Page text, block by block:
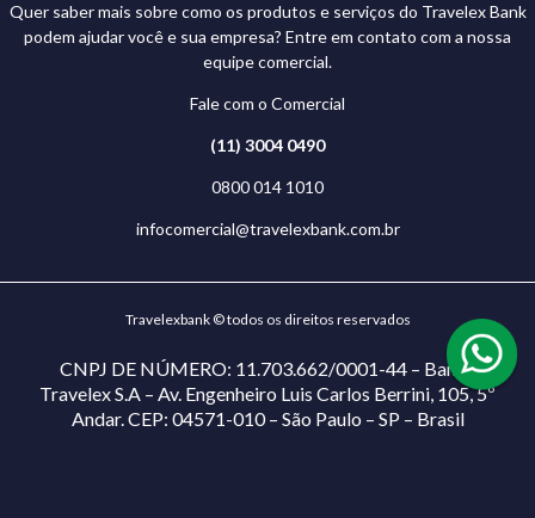
Quer saber mais sobre como os produtos e serviços do Travelex Bank
podem ajudar você e sua empresa? Entre em contato com a nossa
equipe comercial.
Fale com o Comercial
(11) 3004 0490
0800 014 1010
infocomercial@travelexbank.com.br
Travelexbank © todos os direitos reservados
CNPJ DE NÚMERO: 11.703.662/0001-44 – Banco
Travelex S.A – Av. Engenheiro Luis Carlos Berrini, 105, 5º
Andar. CEP: 04571-010 – São Paulo – SP – Brasil